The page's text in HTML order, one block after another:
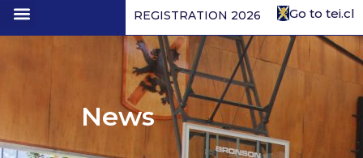
Go to tei.cl
REGISTRATION 2026
News